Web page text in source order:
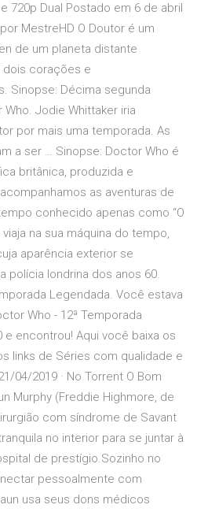
720p Dual Postado em 6 de abril
MestreHD O Doutor é um
de um planeta distante
dois corações e
Sinopse: Décima segunda
Jodie Whittaker iria
por mais uma temporada. As
a ser … Sinopse: Doctor Who é
britânica, produzida e
as aventuras de
conhecido apenas como “O
na sua máquina do tempo,
aparência exterior se
polícia londrina dos anos 60.
Legendada. Você estava
Who - 12ª Temporada
encontrou! Aqui você baixa os
links de Séries com qualidade e
04/2019 · No Torrent O Bom
Murphy (Freddie Highmore, de
com síndrome de Savant
no interior para se juntar à
de prestígio.Sozinho no
pessoalmente com
usa seus dons médicos